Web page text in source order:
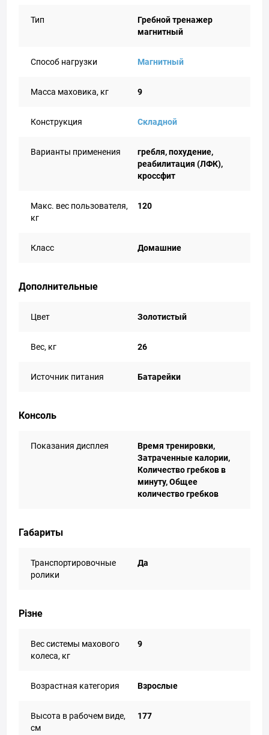
Тип
Гребной тренажер
магнитный
Способ нагрузки Магнитный
Масса маховика, кг 9
Конструкция Складной
Варианты применения
гребля, похудение,
реабилитация (ЛФК),
кроссфит
Макс. вес пользователя,
кг
120
Класс Домашние
Дополнительные
Цвет Золотистый
Вес, кг 26
Источник питания Батарейки
Консоль
Показания дисплея
Время тренировки,
Затраченные калории,
Количество гребков в
минуту, Общее
количество гребков
Габариты
Транспортировочные
ролики
Да
Різне
Вес системы махового
колеса, кг
9
Возрастная категория Взрослые
Высота в рабочем виде,
см
177